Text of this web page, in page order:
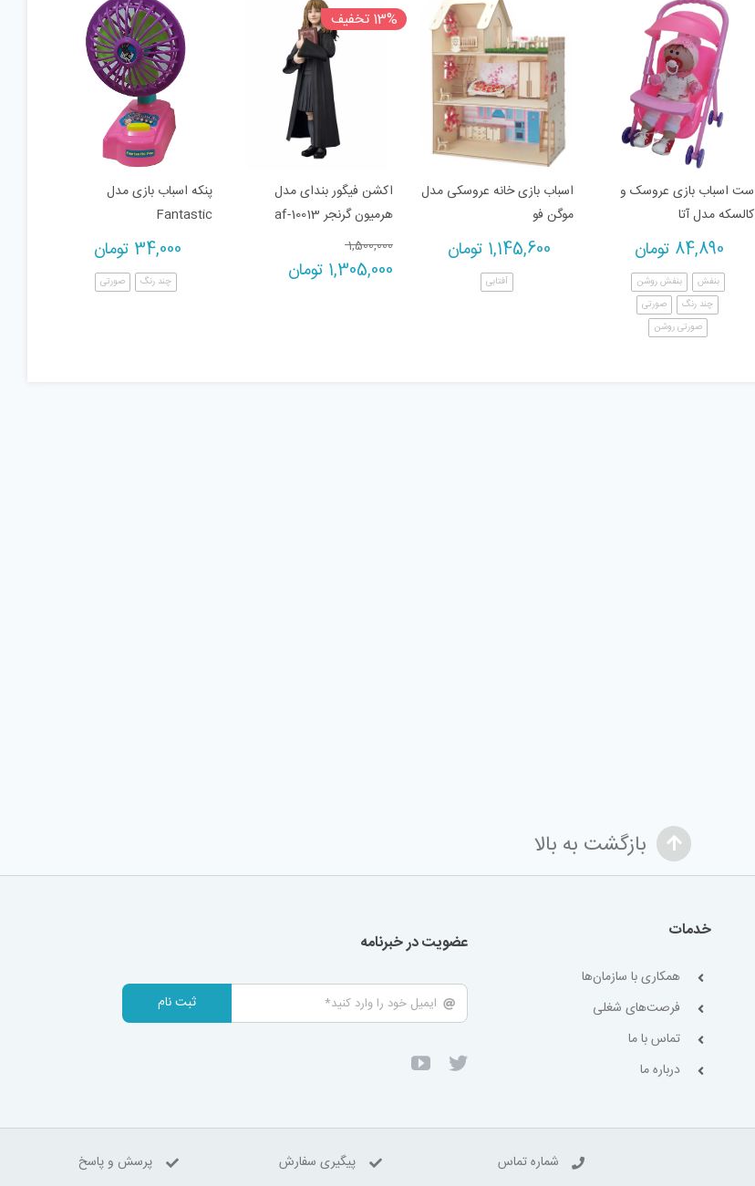
ست اسباب بازی عروسک و
کالسکه مدل آتا
84,890 تومان
بنفش
بنفش روشن
چند رنگ
صورتی
صورتی روشن
اسباب بازی خانه عروسکی مدل
موگن فو
1,145,600 تومان
آفتابی
13% تخفیف
اکشن فیگور بندای مدل
هرمیون گرنجر af-10013
1,500,000
price1,305,000 تومان
پنکه اسباب بازی مدل
Fantastic
34,000 تومان
چند رنگ صورتی
بازگشت به بالا
خدمات
همکاری با سازمان‌ها
فرصت‌های شغلی
تماس با ما
درباره ما
عضویت در خبرنامه
ثبت نام
شماره تماس پیگیری سفارش پرسش و پاسخ